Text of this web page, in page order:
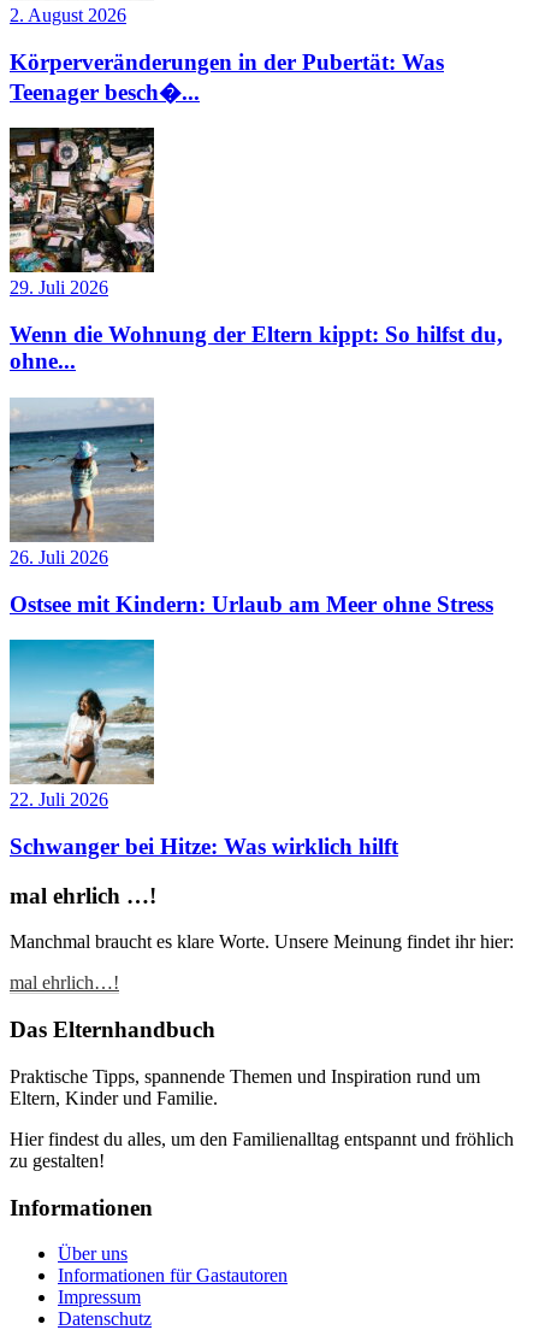
2. August 2026
Körperveränderungen in der Pubertät: Was
Teenager besch�...
29. Juli 2026
Wenn die Wohnung der Eltern kippt: So hilfst du,
ohne...
26. Juli 2026
Ostsee mit Kindern: Urlaub am Meer ohne Stress
22. Juli 2026
Schwanger bei Hitze: Was wirklich hilft
mal ehrlich …!
Manchmal braucht es klare Worte. Unsere Meinung findet ihr hier:
mal ehrlich…!
Das Elternhandbuch
Praktische Tipps, spannende Themen und Inspiration rund um
Eltern, Kinder und Familie.
Hier findest du alles, um den Familienalltag entspannt und fröhlich
zu gestalten!
Informationen
Über uns
Informationen für Gastautoren
Impressum
Datenschutz